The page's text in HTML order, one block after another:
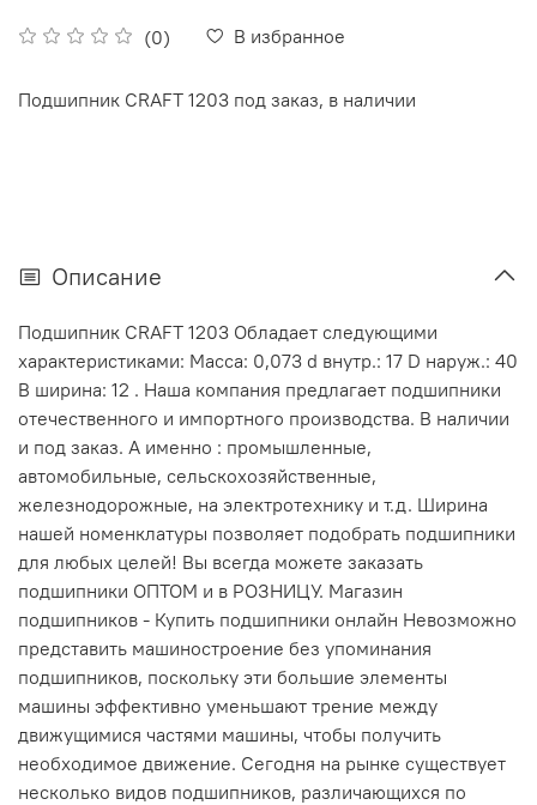
(0) В избранное
Подшипник CRAFT 1203 под заказ, в наличии
Описание
Подшипник CRAFT 1203 Обладает следующими
характеристиками: Масса: 0,073 d внутр.: 17 D наруж.: 40
В ширина: 12 . Наша компания предлагает подшипники
отечественного и импортного производства. В наличии
и под заказ. А именно : промышленные,
автомобильные, сельскохозяйственные,
железнодорожные, на электротехнику и т.д. Ширина
нашей номенклатуры позволяет подобрать подшипники
для любых целей! Вы всегда можете заказать
подшипники ОПТОМ и в РОЗНИЦУ. Магазин
подшипников - Купить подшипники онлайн Невозможно
представить машиностроение без упоминания
подшипников, поскольку эти большие элементы
машины эффективно уменьшают трение между
движущимися частями машины, чтобы получить
необходимое движение. Сегодня на рынке существует
несколько видов подшипников, различающихся по